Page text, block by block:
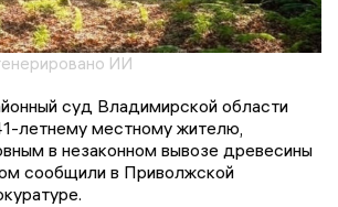
ИИ
суд Владимирской области
летнему местному жителю,
в незаконном вывозе древесины
сообщили в Приволжской